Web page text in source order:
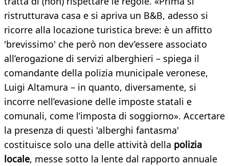
ristrutturava casa e si apriva un B&B, adesso si
ricorre alla locazione turistica breve: è un affitto
'brevissimo' che però non dev’essere associato
all’erogazione di servizi alberghieri – spiega il
comandante della polizia municipale veronese,
Luigi Altamura – in quanto, diversamente, si
incorre nell’evasione delle imposte statali e
comunali, come l’imposta di soggiorno». Accertare
la presenza di questi 'alberghi fantasma'
costituisce solo una delle attività della polizia
locale, messe sotto la lente dal rapporto annuale